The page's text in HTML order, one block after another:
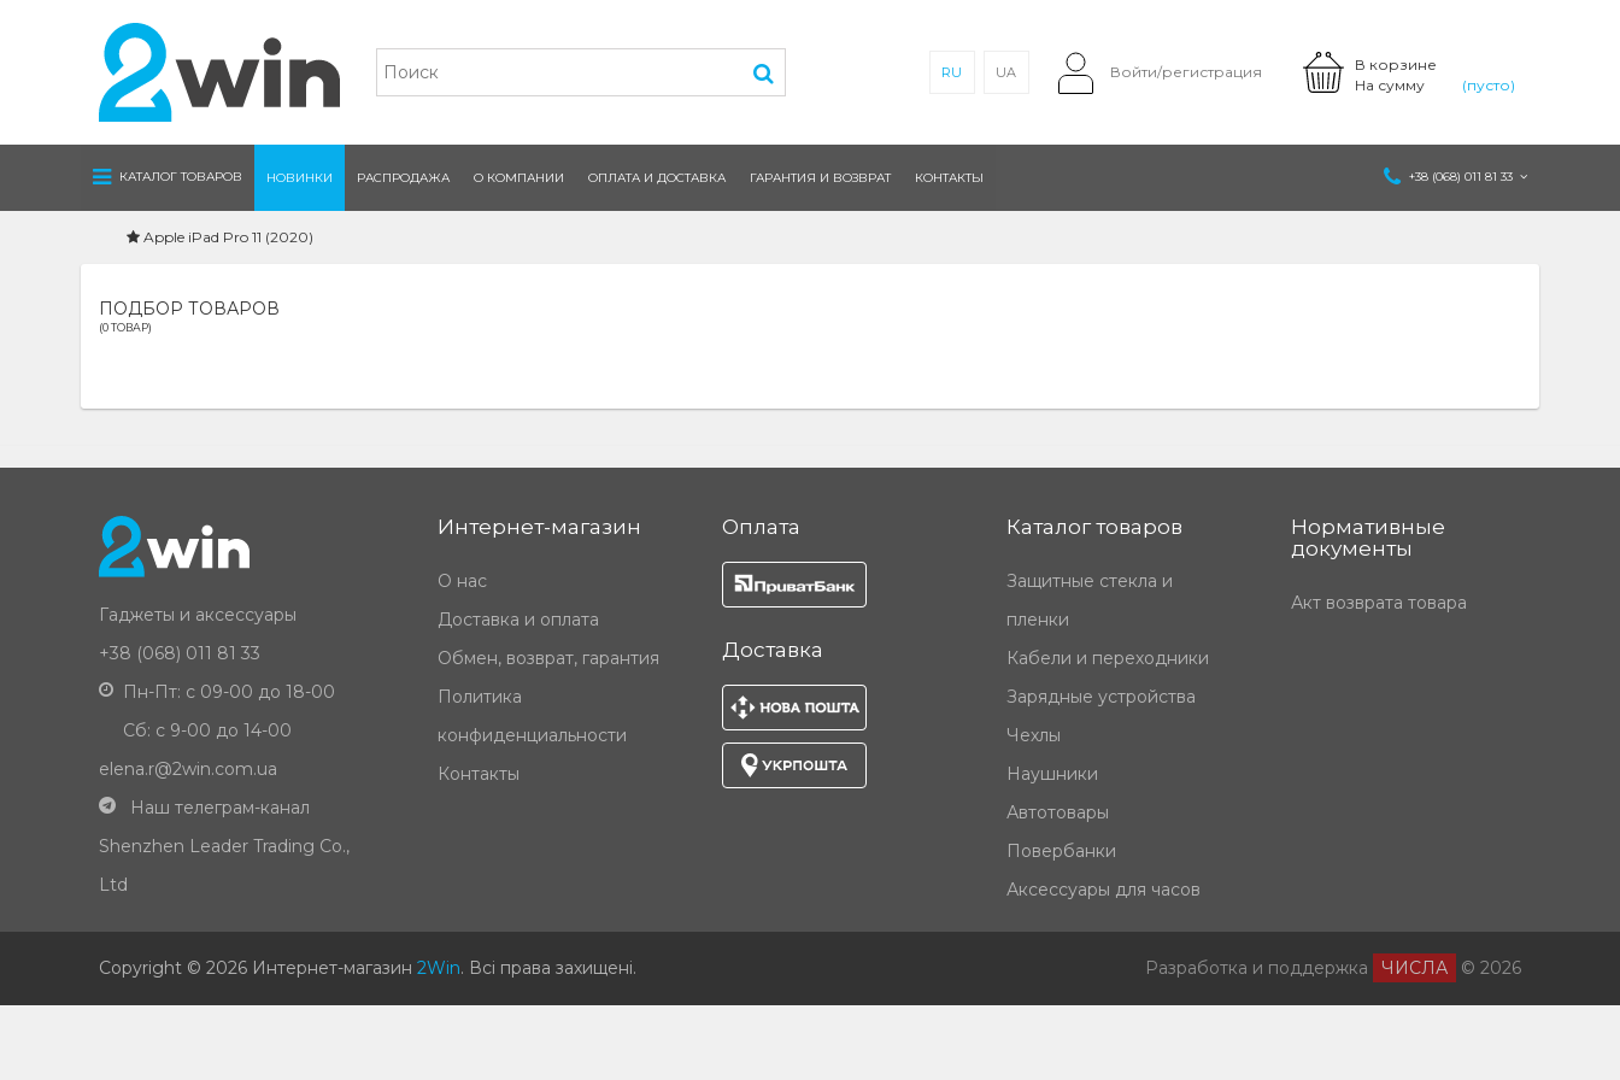
В корзине
На сумму
(пусто)
RU UA Войти/регистрация
КАТАЛОГ ТОВАРОВ НОВИНКИ РАСПРОДАЖА О КОМПАНИИ ОПЛАТА И ДОСТАВКА ГАРАНТИЯ И ВОЗВРАТ КОНТАКТЫ +38 (068) 011 81 33
Apple iPad Pro 11 (2020)
ПОДБОР ТОВАРОВ
(0 ТОВАР)
Гаджеты и аксессуары
+38 (068) 011 81 33
Пн-Пт: с 09-00 до 18-00
Сб: с 9-00 до 14-00
elena.r@2win.com.ua
Наш телеграм-канал
Shenzhen Leader Trading Co.,
Ltd
Интернет-магазин
О нас
Доставка и оплата
Обмен, возврат, гарантия
Политика
конфиденциальности
Контакты
Оплата
Доставка
Каталог товаров
Защитные стекла и
пленки
Кабели и переходники
Зарядные устройства
Чехлы
Наушники
Автотовары
Повербанки
Аксессуары для часов
Нормативные
документы
Акт возврата товара
Copyright © 2026 Интернет-магазин2Win. Всі права захищені. Разработка и поддержка ЧИСЛА © 2026